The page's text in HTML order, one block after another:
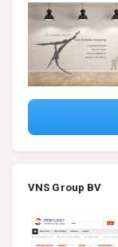
VNS Group BV